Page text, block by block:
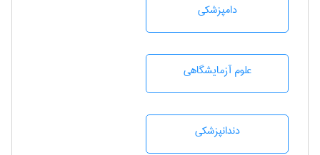
دامپزشكی
علوم آزمايشگاهی
دندانپزشكی